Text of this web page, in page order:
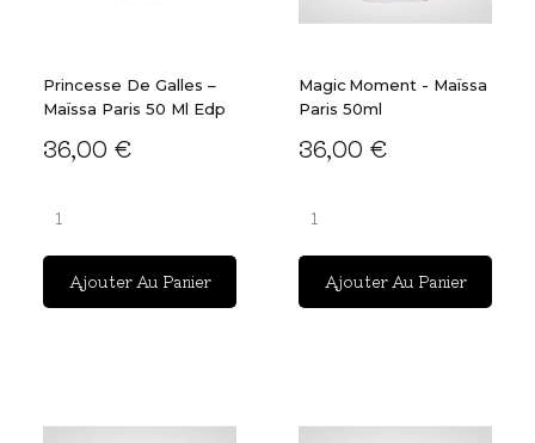
Princesse De Galles –
Maïssa Paris 50 Ml Edp
36,00 €
Ajouter Au Panier
Magic Moment - Maïssa
Paris 50ml
36,00 €
Ajouter Au Panier